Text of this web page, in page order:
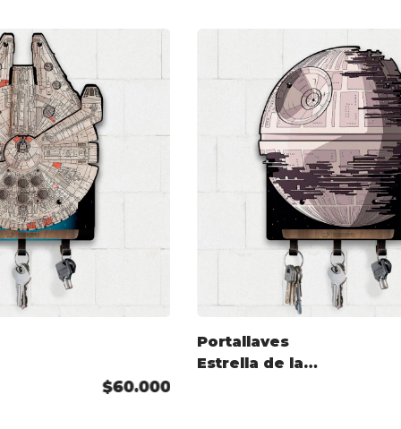
$60.000
Portallaves
Estrella de la